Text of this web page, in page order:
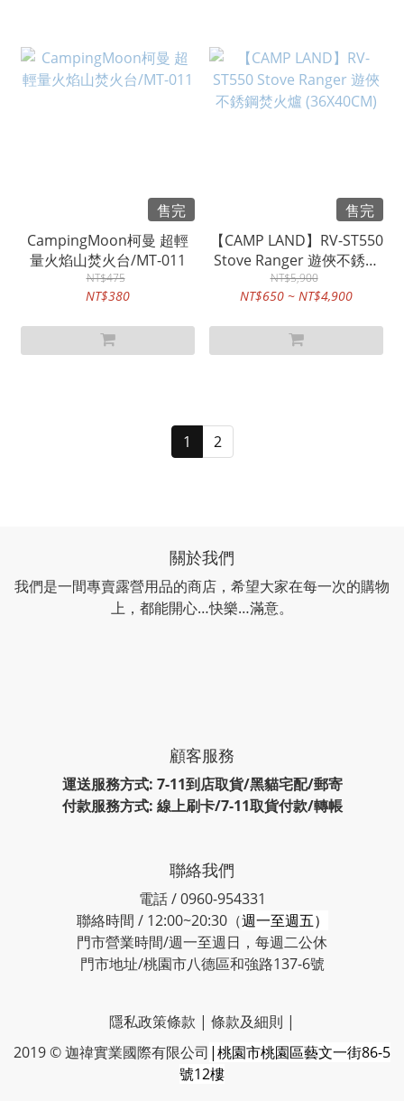
售完
CampingMoon柯曼 超輕
量火焰山焚火台/MT-011
NT$475
NT$380
售完
【CAMP LAND】RV-ST550
Stove Ranger 遊俠不銹鋼
焚火爐 (36X40CM)
NT$5,900
NT$650 ~ NT$4,900
1 2
關於我們
我們是一間專賣露營用品的商店，希望大家在每一次的購物
上，都能開心…快樂…滿意。
顧客服務
運送服務方式: 7-11到店取貨/黑貓宅配/郵寄
付款服務方式: 線上刷卡/7-11取貨付款/轉帳
聯絡我們
電話 / 0960-954331
聯絡時間 / 12:00~20:30（週一至週五）
門市營業時間/週一至週日，每週二公休
門市地址/桃園市八德區和強路137-6號
隱私政策條款 | 條款及細則 |
2019 © 迦禕實業國際有限公司 |桃園市桃園區藝文一街86-5
號12樓